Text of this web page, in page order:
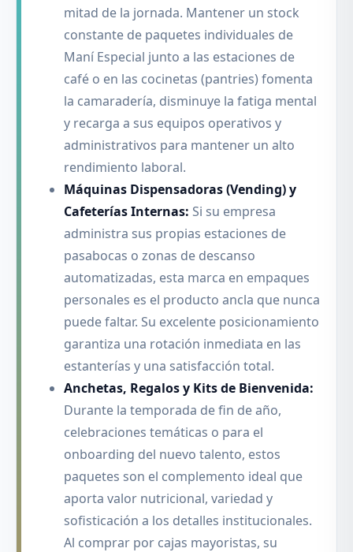
mitad de la jornada. Mantener un stock
constante de paquetes individuales de
Maní Especial junto a las estaciones de
café o en las cocinetas (pantries) fomenta
la camaradería, disminuye la fatiga mental
y recarga a sus equipos operativos y
administrativos para mantener un alto
rendimiento laboral.
Máquinas Dispensadoras (Vending) y
Cafeterías Internas: Si su empresa
administra sus propias estaciones de
pasabocas o zonas de descanso
automatizadas, esta marca en empaques
personales es el producto ancla que nunca
puede faltar. Su excelente posicionamiento
garantiza una rotación inmediata en las
estanterías y una satisfacción total.
Anchetas, Regalos y Kits de Bienvenida:
Durante la temporada de fin de año,
celebraciones temáticas o para el
onboarding del nuevo talento, estos
paquetes son el complemento ideal que
aporta valor nutricional, variedad y
sofisticación a los detalles institucionales.
Al comprar por cajas mayoristas, su